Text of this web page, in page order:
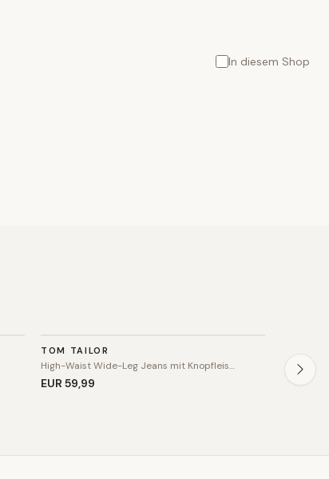
In diesem Shop
TOM TAILOR
High-Waist Wide-Leg Jeans mit Knopfleis…
EUR 59,99
SALE
Taillierte
EUR 50